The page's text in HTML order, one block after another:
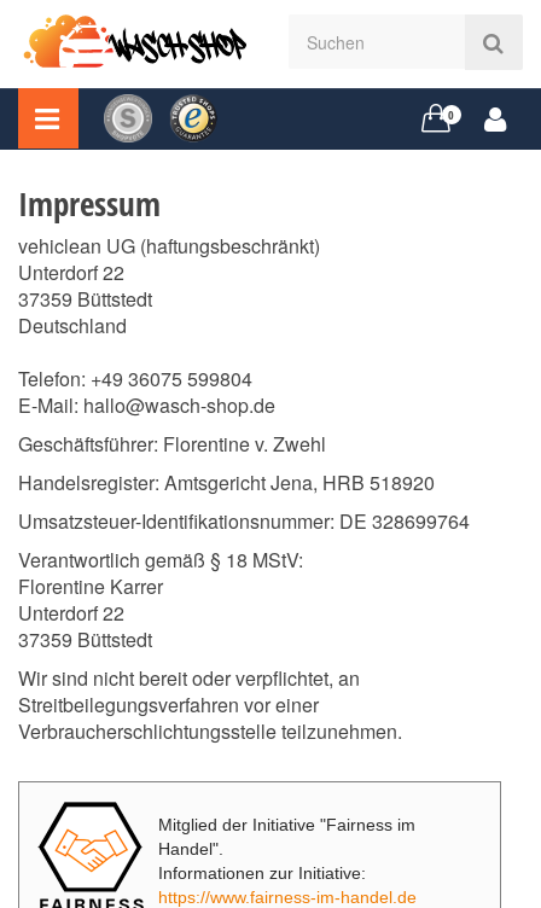
0
Impressum
vehiclean UG (haftungsbeschränkt)
Unterdorf 22
37359 Büttstedt
Deutschland
Telefon: +49 36075 599804
E-Mail: hallo@wasch-shop.de
Geschäftsführer: Florentine v. Zwehl
Handelsregister: Amtsgericht Jena, HRB 518920
Umsatzsteuer-Identifikationsnummer: DE 328699764
Verantwortlich gemäß § 18 MStV:
Florentine Karrer
Unterdorf 22
37359 Büttstedt
Wir sind nicht bereit oder verpflichtet, an
Streitbeilegungsverfahren vor einer
Verbraucherschlichtungsstelle teilzunehmen.
Mitglied der Initiative "Fairness im
Handel".
Informationen zur Initiative:
https://www.fairness-im-handel.de